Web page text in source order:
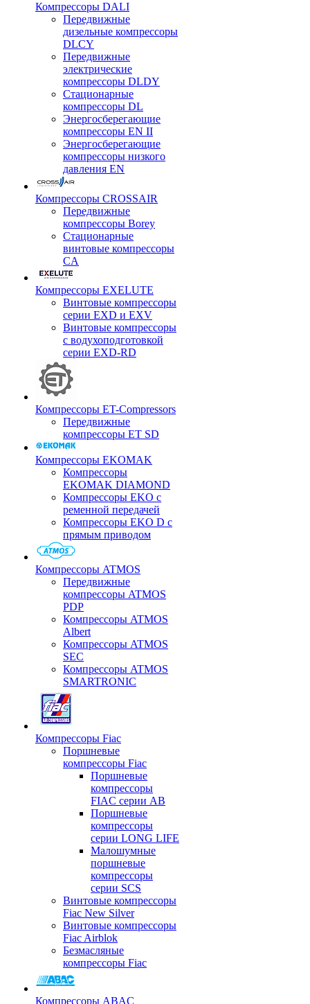
Компрессоры DALI
Передвижные
дизельные компрессоры
DLCY
Передвижные
электрические
компрессоры DLDY
Стационарные
компрессоры DL
Энергосберегающие
компрессоры EN II
Энергосберегающие
компрессоры низкого
давления EN
Компрессоры CROSSAIR
Передвижные
компрессоры Borey
Стационарные
винтовые компрессоры
CA
Компрессоры EXELUTE
Винтовые компрессоры
серии EXD и EXV
Винтовые компрессоры
с водухоподготовкой
серии EXD-RD
Компрессоры ET-Compressors
Передвижные
компрессоры ET SD
Компрессоры EKOMAK
Компрессоры
EKOMAK DIAMOND
Компрессоры EKO c
ременной передачей
Компрессоры EKO D с
прямым приводом
Компрессоры ATMOS
Передвижные
компрессоры ATMOS
PDP
Компрессоры ATMOS
Albert
Компрессоры ATMOS
SEC
Компрессоры ATMOS
SMARTRONIC
Компрессоры Fiac
Поршневые
компрессоры Fiac
Поршневые
компрессоры
FIAC серии AB
Поршневые
компрессоры
серии LONG LIFE
Малошумные
поршневые
компрессоры
серии SCS
Винтовые компрессоры
Fiac New Silver
Винтовые компрессоры
Fiac Airblok
Безмасляные
компрессоры Fiac
Компрессоры ABAC